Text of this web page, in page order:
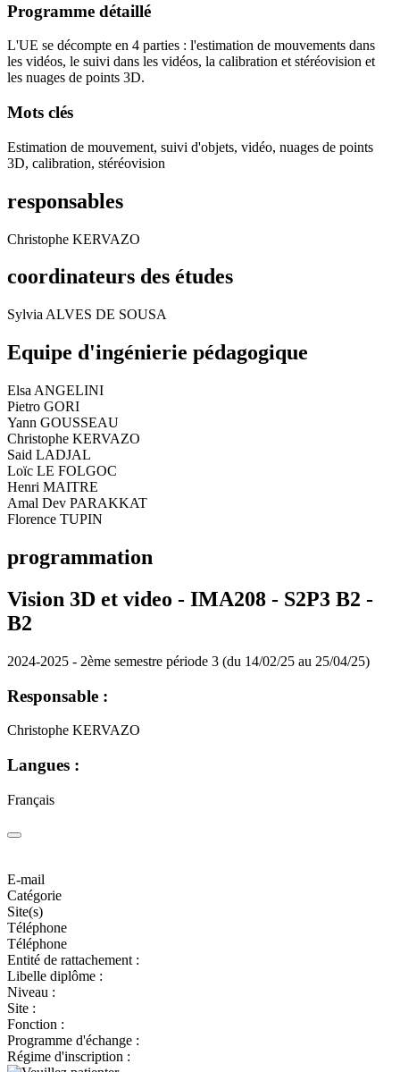
Programme détaillé
L'UE se décompte en 4 parties : l'estimation de mouvements dans
les vidéos, le suivi dans les vidéos, la calibration et stéréovision et
les nuages de points 3D.
Mots clés
Estimation de mouvement, suivi d'objets, vidéo, nuages de points
3D, calibration, stéréovision
responsables
Christophe KERVAZO
coordinateurs des études
Sylvia ALVES DE SOUSA
Equipe d'ingénierie pédagogique
Elsa ANGELINI
Pietro GORI
Yann GOUSSEAU
Christophe KERVAZO
Said LADJAL
Loïc LE FOLGOC
Henri MAITRE
Amal Dev PARAKKAT
Florence TUPIN
programmation
Vision 3D et video - IMA208 - S2P3 B2 -
B2
2024-2025 - 2ème semestre période 3 (du 14/02/25 au 25/04/25)
Responsable :
Christophe KERVAZO
Langues :
Français
E-mail
Catégorie
Site(s)
Téléphone
Téléphone
Entité de rattachement :
Libelle diplôme :
Niveau :
Site :
Fonction :
Programme d'échange :
Régime d'inscription :